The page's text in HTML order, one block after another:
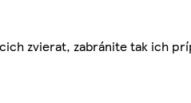
zvierat, zabránite tak ich